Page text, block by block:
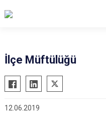
Alucra
Bulancak
Çamoluk
İlçe Müftülüğü
12.06.2019